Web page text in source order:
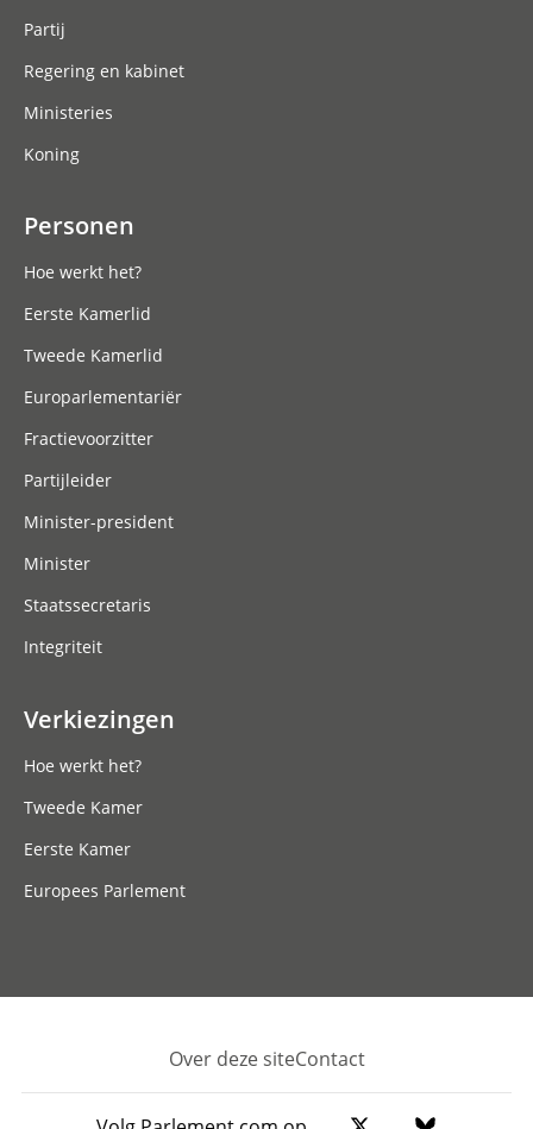
Partij
Regering en kabinet
Ministeries
Koning
Personen
Hoe werkt het?
Eerste Kamerlid
Tweede Kamerlid
Europarlementariër
Fractievoorzitter
Partijleider
Minister-president
Minister
Staatssecretaris
Integriteit
Verkiezingen
Hoe werkt het?
Tweede Kamer
Eerste Kamer
Europees Parlement
Footer
Over deze siteContact